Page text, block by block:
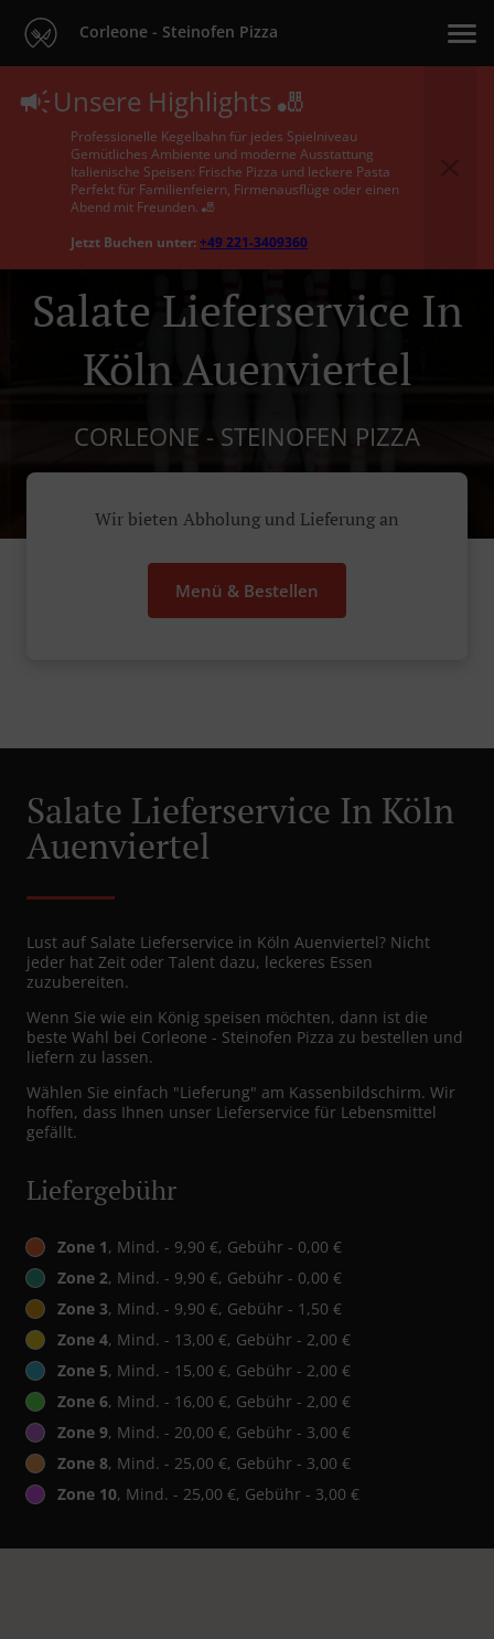
Corleone - Steinofen Pizza
Unsere Highlights 🎳
Professionelle Kegelbahn für jedes Spielniveau
Gemütliches Ambiente und moderne Ausstattung
Italienische Speisen: Frische Pizza und leckere Pasta
Perfekt für Familienfeiern, Firmenausflüge oder einen
Abend mit Freunden. 🎳
Jetzt Buchen unter:+49 221-3409360
Salate Lieferservice In
Köln Auenviertel
CORLEONE - STEINOFEN PIZZA
Wir bieten Abholung und Lieferung an
Menü & Bestellen
Salate Lieferservice In Köln
Auenviertel
Lust auf Salate Lieferservice in Köln Auenviertel? Nicht
jeder hat Zeit oder Talent dazu, leckeres Essen
zuzubereiten.
Wenn Sie wie ein König speisen möchten, dann ist die
beste Wahl bei Corleone - Steinofen Pizza zu bestellen und
liefern zu lassen.
Wählen Sie einfach "Lieferung" am Kassenbildschirm. Wir
hoffen, dass Ihnen unser Lieferservice für Lebensmittel
gefällt.
Liefergebühr
Zone 1, Mind. - 9,90 €, Gebühr - 0,00 €
Zone 2, Mind. - 9,90 €, Gebühr - 0,00 €
Zone 3, Mind. - 9,90 €, Gebühr - 1,50 €
Zone 4, Mind. - 13,00 €, Gebühr - 2,00 €
Zone 5, Mind. - 15,00 €, Gebühr - 2,00 €
Zone 6, Mind. - 16,00 €, Gebühr - 2,00 €
Zone 9, Mind. - 20,00 €, Gebühr - 3,00 €
Zone 8, Mind. - 25,00 €, Gebühr - 3,00 €
Zone 10, Mind. - 25,00 €, Gebühr - 3,00 €